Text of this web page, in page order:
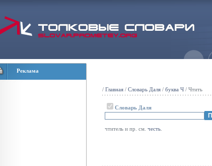
Реклама
/ Главная / Словарь Даля / буква Ч / Чтить
Словарь Даля
чтитель и пр. см. честь